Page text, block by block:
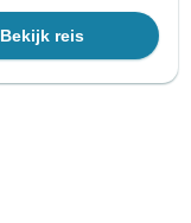
Bekijk reis